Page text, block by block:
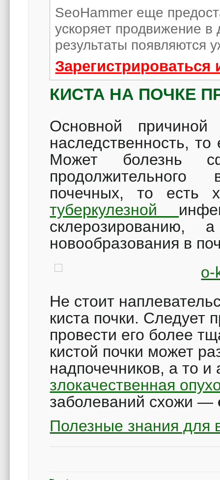
SeoHammer еще
ускоряет продвижение в
результаты появляются
КИСТА НА ПОЧКЕ
Основной причиной
наследственность,
Может болезнь
почечных, то есть
туберкулезной
склерозированию,
новообразования в
Не стоит
киста почки. Следует
провести его более
кистой почки может
надпочечников, а то
злокачественная
заболеваний схожи —
Полезные знания для